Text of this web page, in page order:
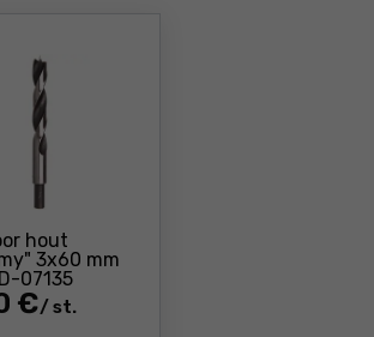
hout
3x60 mm
07135Prijs: 12 ,30 €
€/ st.